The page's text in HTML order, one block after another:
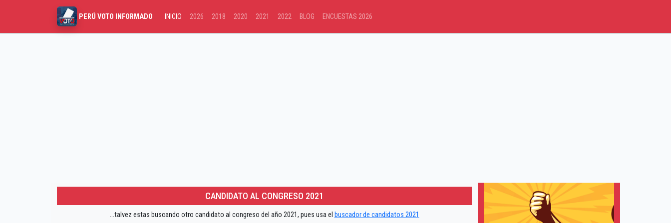
PERÚ VOTO INFORMADO INICIO 2026 2018 2020 2021 2022 BLOG ENCUESTAS 2026
CANDIDATO AL CONGRESO 2021
...talvez estas buscando otro candidato al congreso del año 2021, pues usa el buscador de candidatos 2021